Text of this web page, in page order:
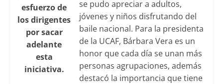
esfuerzo de
los dirigentes
por sacar
adelante
esta
iniciativa.
se pudo apreciar a adultos,
jóvenes y niños disfrutando del
baile nacional. Para la presidenta
de la UCAF, Bárbara Vera es un
honor que cada día se unan más
personas agrupaciones, además
destacó la importancia que tiene